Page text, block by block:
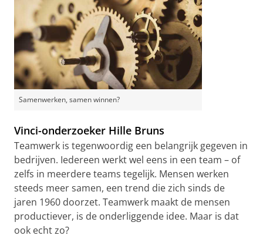
Samenwerken, samen winnen?
Vinci-onderzoeker Hille Bruns
Teamwerk is tegenwoordig een belangrijk gegeven in
bedrijven. Iedereen werkt wel eens in een team – of
zelfs in meerdere teams tegelijk. Mensen werken
steeds meer samen, een trend die zich sinds de
jaren 1960 doorzet. Teamwerk maakt de mensen
productiever, is de onderliggende idee. Maar is dat
ook echt zo?